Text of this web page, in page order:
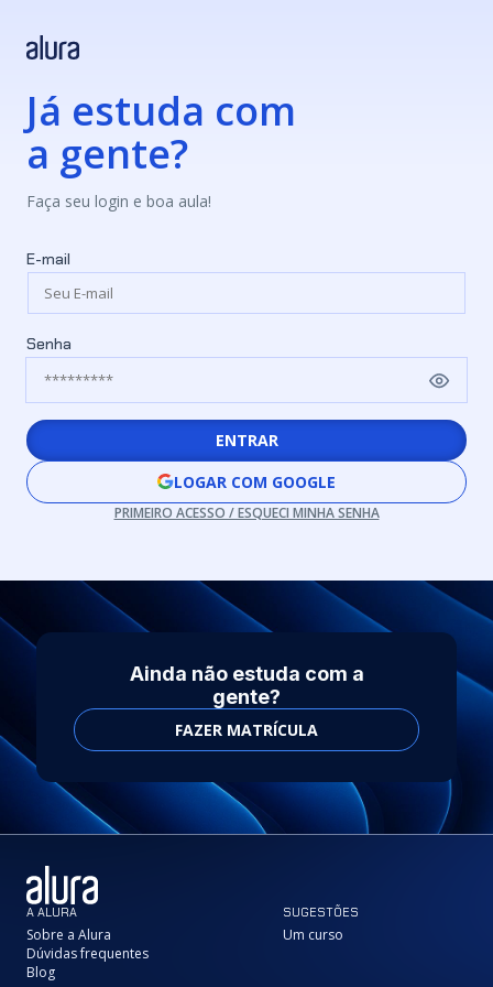
Já estuda com
a gente?
Faça seu login e boa aula!
E-mail
Senha
ENTRAR
LOGAR COM GOOGLE
PRIMEIRO ACESSO / ESQUECI MINHA SENHA
Ainda não estuda com a
gente?
FAZER MATRÍCULA
A ALURA
Sobre a Alura
Dúvidas frequentes
Blog
SUGESTÕES
Um curso